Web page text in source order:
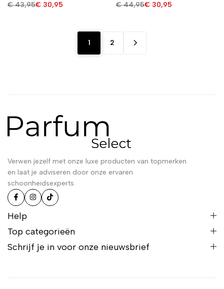
€43,95€ 30,95 €44,95€30,95
1 2
Verwen jezelf met onze luxe producten van topmerken
en laat je adviseren door onze ervaren
schoonheidsexperts.
Help
Top categorieën
Schrijf je in voor onze nieuwsbrief